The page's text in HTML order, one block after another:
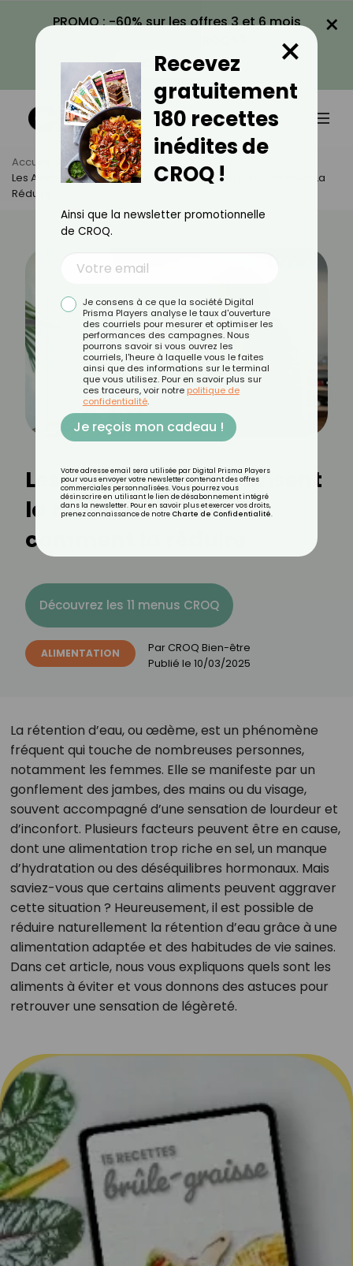
PROMO : -60% sur les offres 3 et 6 mois
VOIR LA PROMO
×
Accueil Actus
Alimentation
Les Aliments Qui Favorisent La Rétention D’eau Et Comment La
Réduire
Les aliments qui favorisent
la rétention d’eau et
comment la réduire
Découvrez les 11 menus CROQ
ALIMENTATION Par CROQ Bien-être
Publié le 10/03/2025
La rétention d’eau, ou œdème, est un phénomène
fréquent qui touche de nombreuses personnes,
notamment les femmes. Elle se manifeste par un
gonflement des jambes, des mains ou du visage,
souvent accompagné d’une sensation de lourdeur et
d’inconfort. Plusieurs facteurs peuvent être en cause,
dont une alimentation trop riche en sel, un manque
d’hydratation ou des déséquilibres hormonaux. Mais
saviez-vous que certains aliments peuvent aggraver
cette situation ? Heureusement, il est possible de
réduire naturellement la rétention d’eau grâce à une
alimentation adaptée et des habitudes de vie saines.
Dans cet article, nous vous expliquons quels sont les
aliments à éviter et vous donnons des astuces pour
retrouver une sensation de légèreté.
Recevez
gratuitement
180 recettes
inédites de
CROQ !
×
Ainsi que la newsletter promotionnelle
de CROQ.
Je consens à ce que la société Digital
Prisma Players analyse le taux d'ouverture
des courriels pour mesurer et optimiser les
performances des campagnes. Nous
pourrons savoir si vous ouvrez les
courriels, l'heure à laquelle vous le faites
ainsi que des informations sur le terminal
que vous utilisez. Pour en savoir plus sur
ces traceurs, voir notre politique de
confidentialité.
Je reçois mon cadeau !
Votre adresse email sera utilisée par Digital Prisma Players
pour vous envoyer votre newsletter contenant des offres
commerciales personnalisées. Vous pourrez vous
désinscrire en utilisant le lien de désabonnement intégré
dans la newsletter. Pour en savoir plus et exercer vos droits,
prenez connaissance de notre Charte de Confidentialité.